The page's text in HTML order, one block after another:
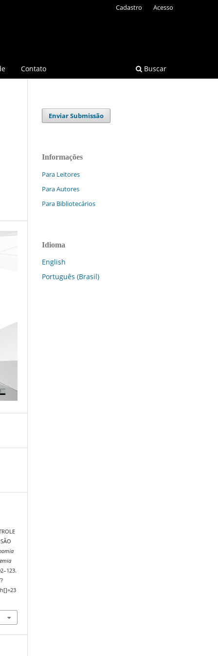
Contato Buscar
Cadastro Acesso
Enviar Submissão
Informações
Para Leitores
Para Autores
Para Bibliotecários
Idioma
English
Português (Brasil)